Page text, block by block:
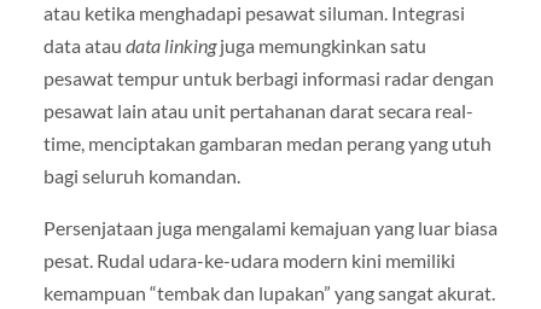
atau ketika menghadapi pesawat siluman. Integrasi
data atau data linkingjuga memungkinkan satu
pesawat tempur untuk berbagi informasi radar dengan
pesawat lain atau unit pertahanan darat secara real-
time, menciptakan gambaran medan perang yang utuh
bagi seluruh komandan.
Persenjataan juga mengalami kemajuan yang luar biasa
pesat. Rudal udara-ke-udara modern kini memiliki
kemampuan “tembak dan lupakan” yang sangat akurat.